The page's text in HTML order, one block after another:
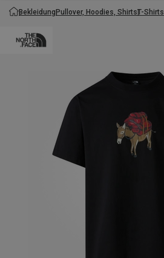
BekleidungPullover, Hoodies, ShirtsT-Shirts